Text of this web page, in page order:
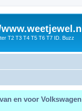
T2 T3 T4 T5 T6 T7 ID. Buzz
en voor